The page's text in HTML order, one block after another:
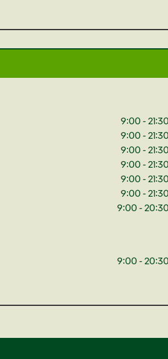
9:00 - 20:30
9:00 - 21:30
9:00 - 21:30
9:00 - 21:30
9:00 - 21:30
9:00 - 21:30
9:00 - 21:30
9:00 - 20:30